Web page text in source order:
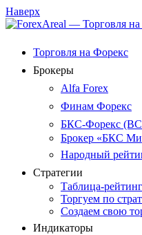
Наверх
Торговля на Форекс
Брокеры
Alfa Forex
Финам Форекс
БКС-Форекс
Брокер «БКС
Народный
Стратегии
Таблица-
Торгуем по
Создаем свою
Индикаторы